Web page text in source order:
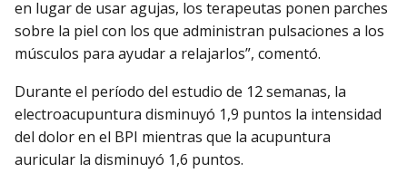
en lugar de usar agujas, los terapeutas ponen parches
sobre la piel con los que administran pulsaciones a los
músculos para ayudar a relajarlos”, comentó.
Durante el período del estudio de 12 semanas, la
electroacupuntura disminuyó 1,9 puntos la intensidad
del dolor en el BPI mientras que la acupuntura
auricular la disminuyó 1,6 puntos.